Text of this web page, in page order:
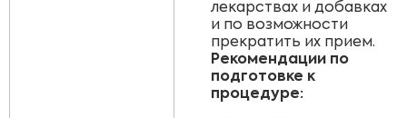
лекарствах и добавках
и по возможности
прекратить их прием.
Рекомендации по
подготовке к
процедуре: